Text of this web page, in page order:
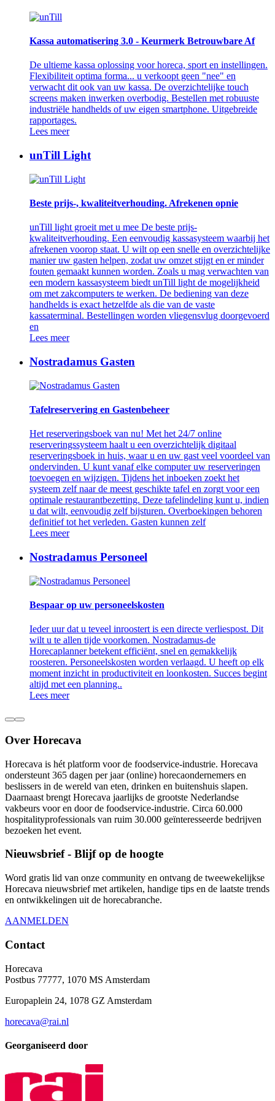
Kassa automatisering 3.0 - Keurmerk Betrouwbare Af
De ultieme kassa oplossing voor horeca, sport en instellingen.
Flexibiliteit optima forma... u verkoopt geen "nee" en
verwacht dit ook van uw kassa. De overzichtelijke touch
screens maken inwerken overbodig. Bestellen met robuuste
industriële handhelds of uw eigen smartphone. Uitgebreide
rapportages.
Lees meer
unTill Light
Beste prijs-, kwaliteitverhouding. Afrekenen opnie
unTill light groeit met u mee De beste prijs-
kwaliteitverhouding. Een eenvoudig kassasysteem waarbij het
afrekenen voorop staat. U wilt op een snelle en overzichtelijke
manier uw gasten helpen, zodat uw omzet stijgt en er minder
fouten gemaakt kunnen worden. Zoals u mag verwachten van
een modern kassasysteem biedt unTill light de mogelijkheid
om met zakcomputers te werken. De bediening van deze
handhelds is exact hetzelfde als die van de vaste
kassaterminal. Bestellingen worden vliegensvlug doorgevoerd
en
Lees meer
Nostradamus Gasten
Tafelreservering en Gastenbeheer
Het reserveringsboek van nu! Met het 24/7 online
reserveringssysteem haalt u een overzichtelijk digitaal
reserveringsboek in huis, waar u en uw gast veel voordeel van
ondervinden. U kunt vanaf elke computer uw reserveringen
toevoegen en wijzigen. Tijdens het inboeken zoekt het
systeem zelf naar de meest geschikte tafel en zorgt voor een
optimale restaurantbezetting. Deze tafelindeling kunt u, indien
u dat wilt, eenvoudig zelf bijsturen. Overboekingen behoren
definitief tot het verleden. Gasten kunnen zelf
Lees meer
Nostradamus Personeel
Bespaar op uw personeelskosten
Ieder uur dat u teveel inroostert is een directe verliespost. Dit
wilt u te allen tijde voorkomen. Nostradamus-de
Horecaplanner betekent efficiënt, snel en gemakkelijk
roosteren. Personeelskosten worden verlaagd. U heeft op elk
moment inzicht in productiviteit en loonkosten. Succes begint
altijd met een planning..
Lees meer
Over Horecava
Horecava is hét platform voor de foodservice-industrie. Horecava
ondersteunt 365 dagen per jaar (online) horecaondernemers en
beslissers in de wereld van eten, drinken en buitenshuis slapen.
Daarnaast brengt Horecava jaarlijks de grootste Nederlandse
vakbeurs voor en door de foodservice-industrie. Circa 60.000
hospitalityprofessionals van ruim 30.000 geïnteresseerde bedrijven
bezoeken het event.
Nieuwsbrief - Blijf op de hoogte
Word gratis lid van onze community en ontvang de tweewekelijkse
Horecava nieuwsbrief met artikelen, handige tips en de laatste trends
en ontwikkelingen uit de horecabranche.
AANMELDEN
Contact
Horecava
Postbus 77777, 1070 MS Amsterdam
Europaplein 24, 1078 GZ Amsterdam
horecava@rai.nl
Georganiseerd door